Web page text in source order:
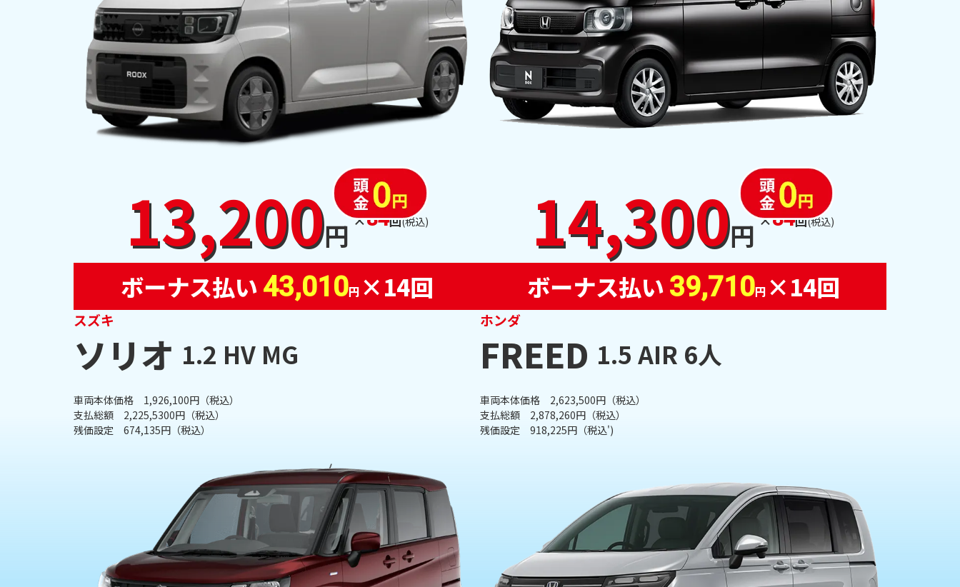
13,200円 ×84回(税込)
ボーナス払い 43,010円 ×14回
14,300円 ×84回(税込)
ボーナス払い 39,710円 ×14回
スズキ
ソリオ 1.2 HV MG
車両本体価格 1,926,100円（税込）
支払総額 2,225,5300円（税込）
残価設定 674,135円（税込）
ホンダ
FREED 1.5 AIR 6人
車両本体価格 2,623,500円（税込）
支払総額 2,878,260円（税込）
残価設定 918,225円（税込')